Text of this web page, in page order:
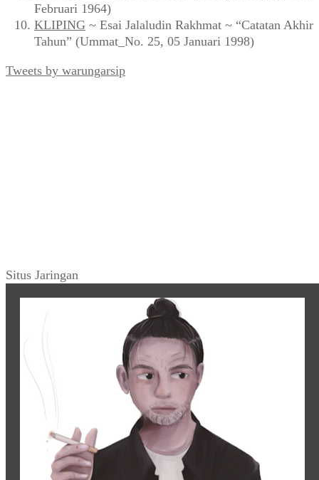
Februari 1964)
KLIPING ~ Esai Jalaludin Rakhmat ~ “Catatan Akhir
Tahun” (Ummat_No. 25, 05 Januari 1998)
Tweets by warungarsip
Situs Jaringan